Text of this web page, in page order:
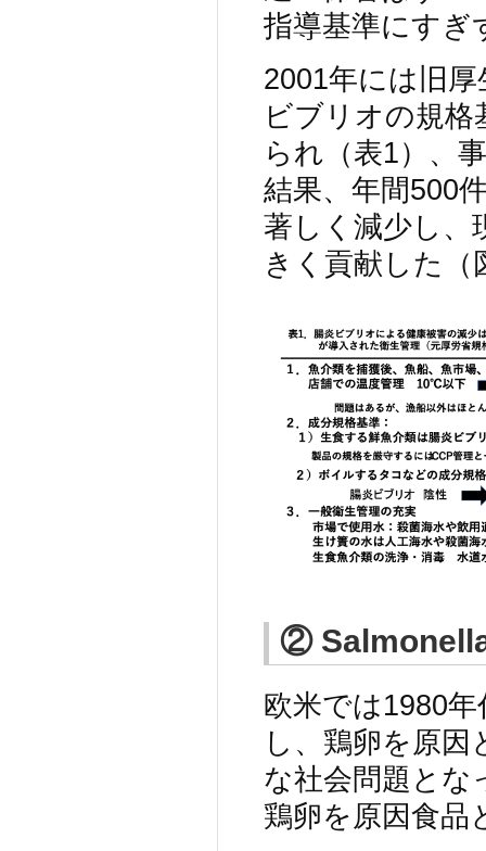
指導基準にすぎ
2001年には旧
ビブリオの規
られ（表1）、
結果、年間500
著しく減少し、
きく貢献した（
②
欧米では1980
し、鶏卵を原
な社会問題とな
鶏卵を原因食品